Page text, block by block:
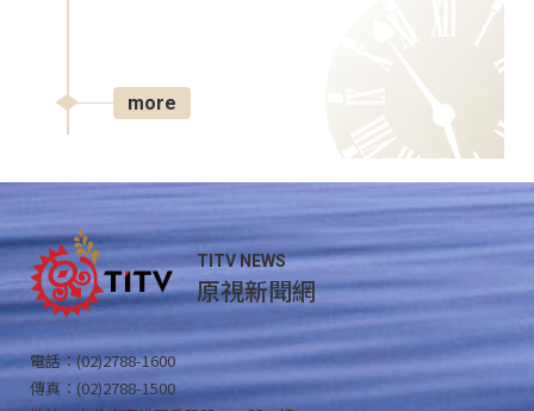
more
TITV NEWS
原視新聞網
電話：(02)2788-1600
傳真：(02)2788-1500